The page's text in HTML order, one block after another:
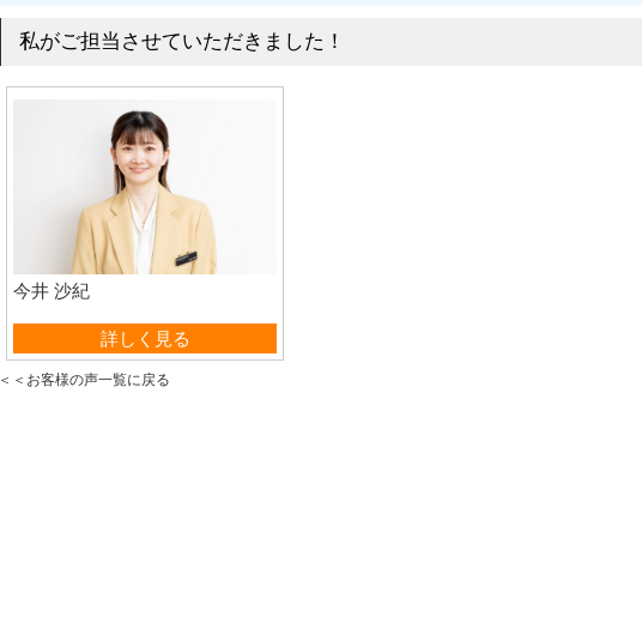
私がご担当させていただきました！
今井 沙紀
賃貸営業部詳しく見る
＜＜お客様の声一覧に戻る